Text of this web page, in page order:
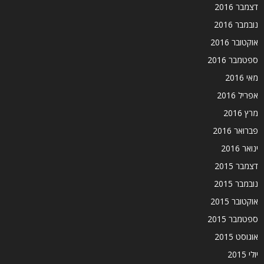
דצמבר 2016
נובמבר 2016
אוקטובר 2016
ספטמבר 2016
מאי 2016
אפריל 2016
מרץ 2016
פברואר 2016
ינואר 2016
דצמבר 2015
נובמבר 2015
אוקטובר 2015
ספטמבר 2015
אוגוסט 2015
יולי 2015